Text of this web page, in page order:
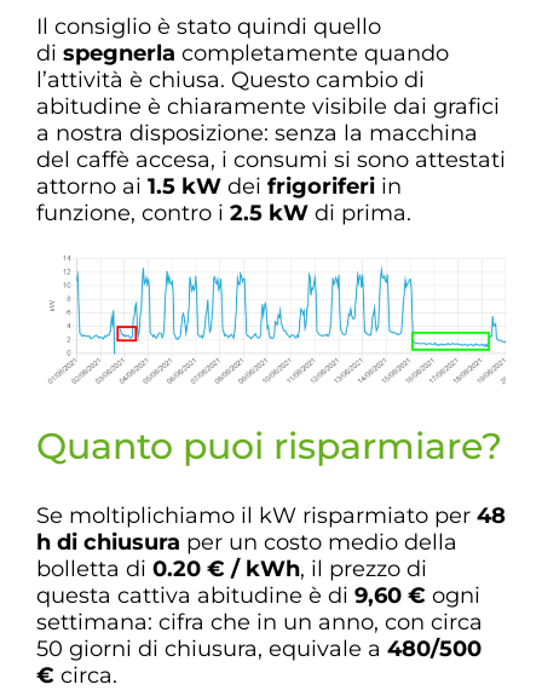
Il consiglio è stato quindi quello
di spegnerla completamente quando
l’attività è chiusa. Questo cambio di
abitudine è chiaramente visibile dai grafici
a nostra disposizione: senza la macchina
del caffè accesa, i consumi si sono attestati
attorno ai 1.5 kW dei frigoriferi in
funzione, contro i 2.5 kW di prima.
Quanto puoi risparmiare?
Se moltiplichiamo il kW risparmiato per 48
h di chiusura per un costo medio della
bolletta di 0.20 € / kWh, il prezzo di
questa cattiva abitudine è di 9,60 € ogni
settimana: cifra che in un anno, con circa
50 giorni di chiusura, equivale a 480/500
€ circa.